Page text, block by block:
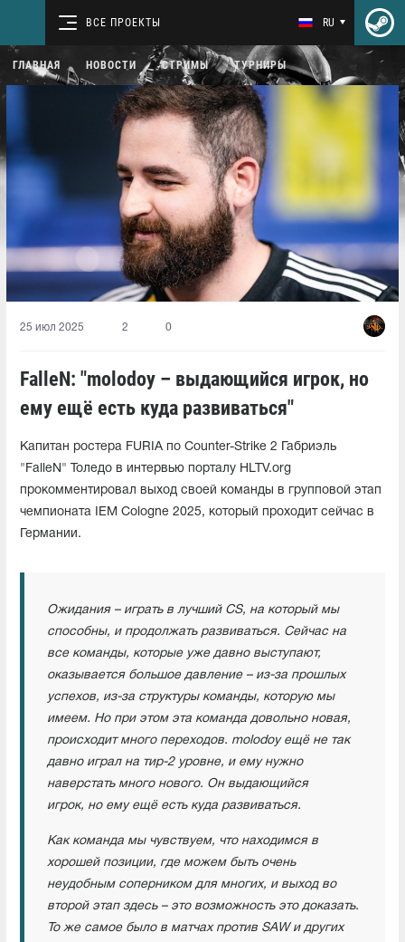
ВСЕ ПРОЕКТЫ RU
ГЛАВНАЯ НОВОСТИ СТРИМЫ ТУРНИРЫ
25 июл 2025 2 0
FalleN: "molodoy – выдающийся игрок, но
ему ещё есть куда развиваться"
Капитан ростера FURIA по Counter-Strike 2 Габриэль
"FalleN" Толедо в интервью порталу HLTV.org
прокомментировал выход своей команды в групповой этап
чемпионата IEM Cologne 2025, который проходит сейчас в
Германии.
Ожидания – играть в лучший CS, на который мы
способны, и продолжать развиваться. Сейчас на
все команды, которые уже давно выступают,
оказывается большое давление – из-за прошлых
успехов, из-за структуры команды, которую мы
имеем. Но при этом эта команда довольно новая,
происходит много переходов. molodoy ещё не так
давно играл на тир-2 уровне, и ему нужно
наверстать много нового. Он выдающийся
игрок, но ему ещё есть куда развиваться.
Как команда мы чувствуем, что находимся в
хорошей позиции, где можем быть очень
неудобным соперником для многих, и выход во
второй этап здесь – это возможность это доказать.
То же самое было в матчах против SAW и других